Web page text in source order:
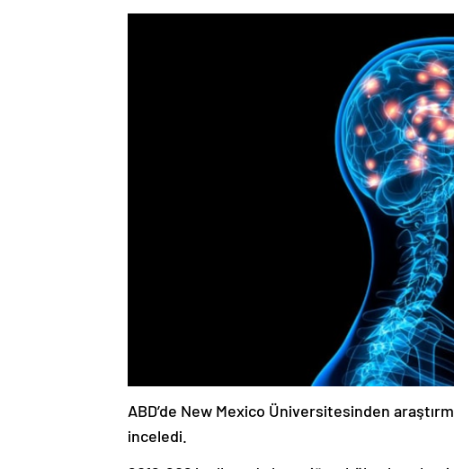
ABD’de New Mexico Üniversitesinden
inceledi.